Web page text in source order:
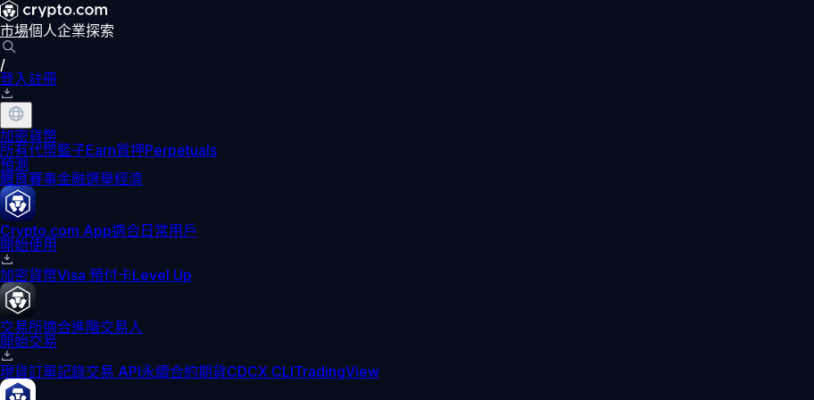
市場個人企業探索
/
登入註冊
加密貨幣
所有代幣籃子Earn質押Perpetuals
預測
體育賽事金融選舉經濟
Crypto.com App適合日常用戶
開始使用
加密貨幣Visa 預付卡Level Up
交易所適合進階交易人
開始交易
現貨訂單記錄交易 API永續合約期貨CDCX CLITradingView